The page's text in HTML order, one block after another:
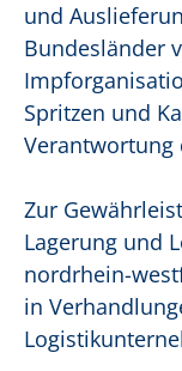
und
Bundesländer
Spritzen und
Verantwortung
Zur
Lagerung und
nordrhein-
in